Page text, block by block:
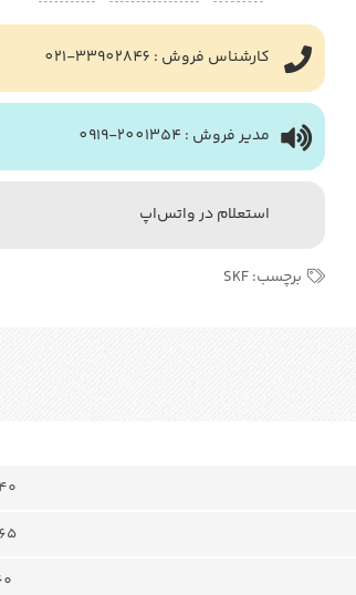
کارشناس فروش : 33902846-021
مدیر فروش : 2001354-0919
استعلام در واتس‌اپ
برچسب:SKF
mm
mm